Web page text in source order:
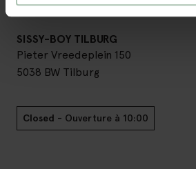
SISSY-BOY TILBURG
Pieter Vreedeplein 150
5038 BW Tilburg
Closed - Ouverture à 10:00